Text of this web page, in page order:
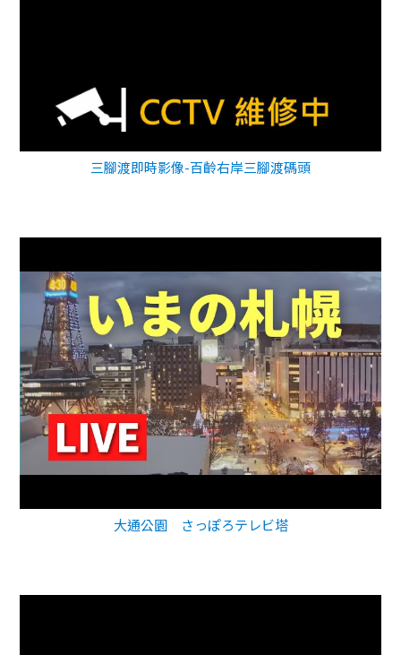
三腳渡即時影像-百齡右岸三腳渡碼頭
大通公園 さっぽろテレビ塔